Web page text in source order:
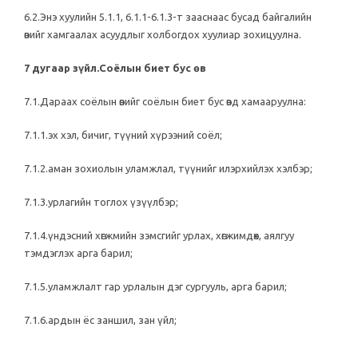
6.2.Энэ хуулийн 5.1.1, 6.1.1-6.1.3-т зааснаас бусад байгалийн
өвийг хамгаалах асуудлыг холбогдох хуулиар зохицуулна.
7 дугаар зүйл.Соёлын биет бус өв
7.1.Дараах соёлын өвийг соёлын биет бус өвд хамааруулна:
7.1.1.эх хэл, бичиг, түүний хүрээний соёл;
7.1.2.аман зохиолын уламжлал, түүнийг илэрхийлэх хэлбэр;
7.1.3.урлагийн тоглох үзүүлбэр;
7.1.4.үндэсний хөгжмийн зэмсгийг урлах, хөгжимдөх, аялгуу
тэмдэглэх арга барил;
7.1.5.уламжлалт гар урлалын дэг сургууль, арга барил;
7.1.6.ардын ёс заншил, зан үйл;